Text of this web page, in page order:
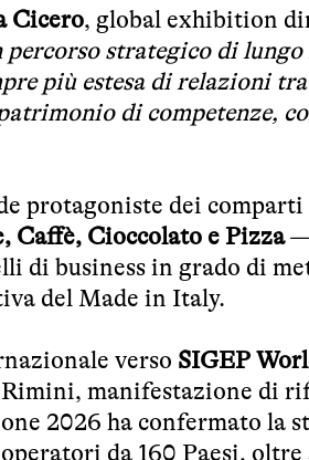
Cicero, global exhibition
strategico di lungo
più estesa di relazioni
di competenze,
protagoniste dei comparti
Caffè, Cioccolato e Pizza—
di business in grado di
del Made in Italy.
verso SIGEP
manifestazione di
2026 ha confermato la
da 160 Paesi, oltre